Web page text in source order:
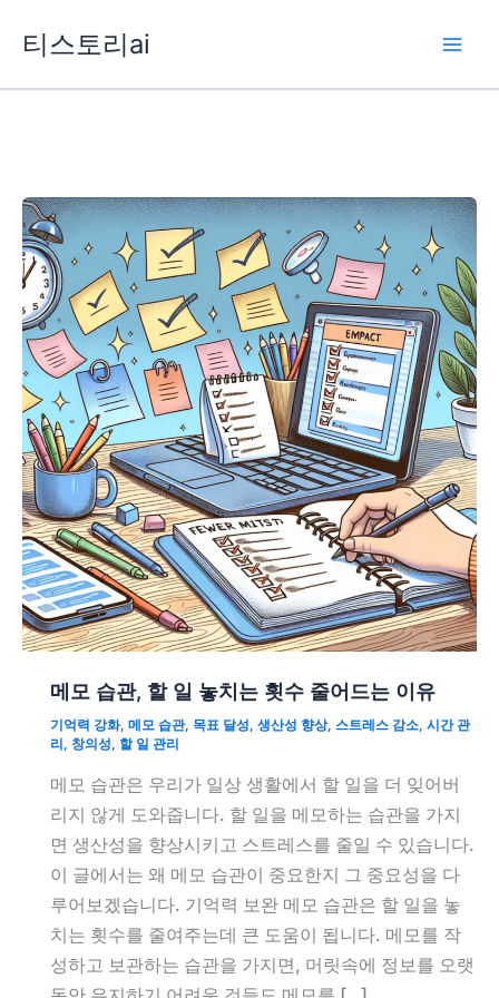
티스토리ai
메모 습관, 할 일 놓치는 횟수 줄어드는 이유
기억력 강화, 메모 습관, 목표 달성, 생산성 향상, 스트레스 감소, 시간 관
리 , 창의성, 할 일 관리
메모 습관은 우리가 일상 생활에서 할 일을 더 잊어버
리지 않게 도와줍니다. 할 일을 메모하는 습관을 가지
면 생산성을 향상시키고 스트레스를 줄일 수 있습니다.
이 글에서는 왜 메모 습관이 중요한지 그 중요성을 다
루어보겠습니다. 기억력 보완 메모 습관은 할 일을 놓
치는 횟수를 줄여주는데 큰 도움이 됩니다. 메모를 작
성하고 보관하는 습관을 가지면, 머릿속에 정보를 오랫